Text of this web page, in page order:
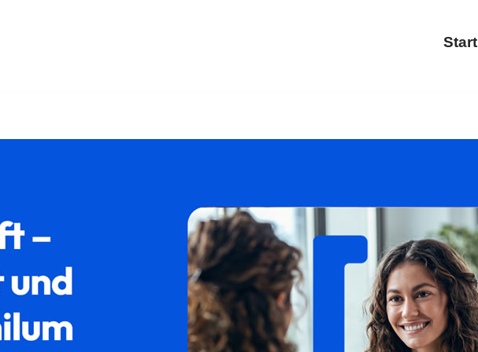
Start
89335 Ichenhausen bei 𝐟𝐚𝐦𝐢𝐥𝐮𝐦. Ihr Rechtsanwalt. Wir steigern Ihren Erfolg ✉.